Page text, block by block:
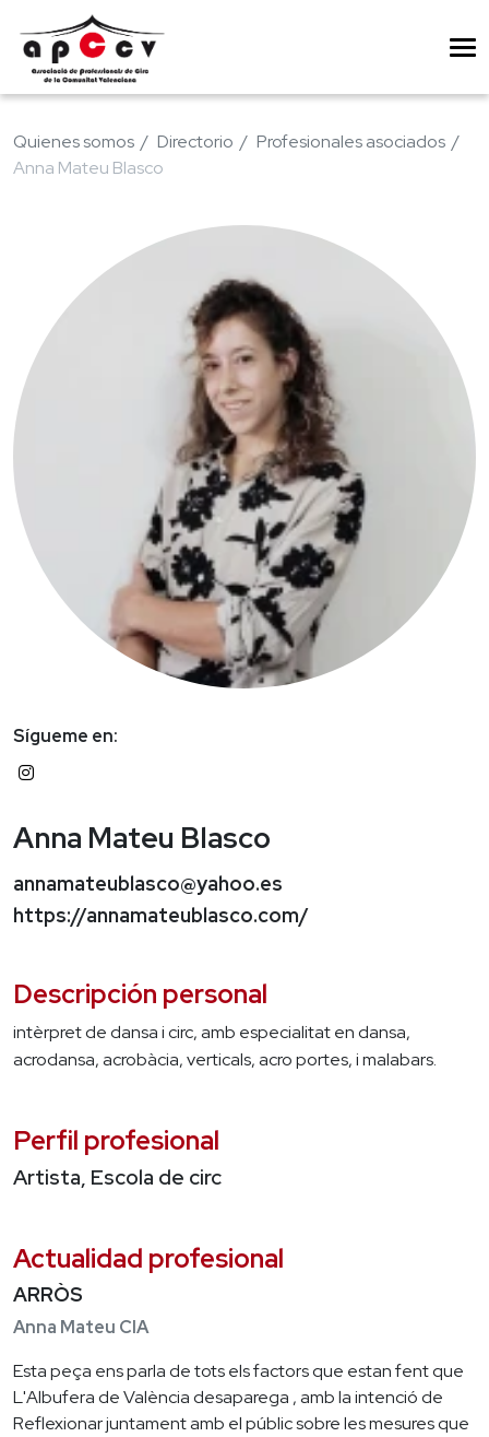
Quienes somos Directorio
Profesionales asociados
Anna Mateu Blasco
Sígueme en:
Anna Mateu Blasco
annamateublasco@yahoo.es
https://annamateublasco.com/
Descripción personal
intèrpret de dansa i circ, amb especialitat en dansa,
acrodansa, acrobàcia, verticals, acro portes, i malabars.
Perfil profesional
Artista, Escola de circ
Actualidad profesional
ARRÒS
Anna Mateu CIA
Esta peça ens parla de tots els factors que estan fent que
L'Albufera de València desaparega , amb la intenció de
Reflexionar juntament amb el públic sobre les mesures que